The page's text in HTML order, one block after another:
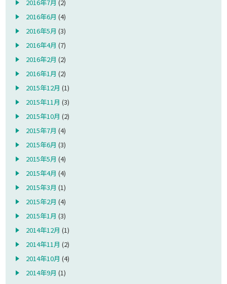
2016年7月 (2)
2016年6月 (4)
2016年5月 (3)
2016年4月 (7)
2016年2月 (2)
2016年1月 (2)
2015年12月 (1)
2015年11月 (3)
2015年10月 (2)
2015年7月 (4)
2015年6月 (3)
2015年5月 (4)
2015年4月 (4)
2015年3月 (1)
2015年2月 (4)
2015年1月 (3)
2014年12月 (1)
2014年11月 (2)
2014年10月 (4)
2014年9月 (1)